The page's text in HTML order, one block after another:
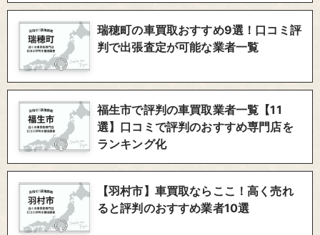
瑞穂町の車買取おすすめ9選！口コミ評
判で出張査定が可能な業者一覧
福生市で評判の車買取業者一覧【11
選】口コミで評判のおすすめ専門店を
ランキング化
【羽村市】車買取ならここ！高く売れ
ると評判のおすすめ業者10選